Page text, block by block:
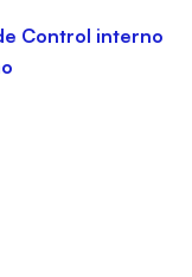
Control interno